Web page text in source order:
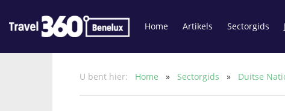
Home Artikels Sectorgids
U bent hier: Home » Sectorgids » Duitse